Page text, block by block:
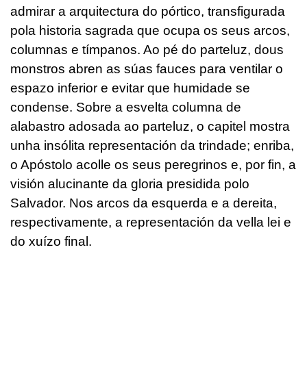
admirar a arquitectura do pórtico, transfigurada
pola historia sagrada que ocupa os seus arcos,
columnas e tímpanos. Ao pé do parteluz, dous
monstros abren as súas fauces para ventilar o
espazo inferior e evitar que humidade se
condense. Sobre a esvelta columna de
alabastro adosada ao parteluz, o capitel mostra
unha insólita representación da trindade; enriba,
o Apóstolo acolle os seus peregrinos e, por fin, a
visión alucinante da gloria presidida polo
Salvador. Nos arcos da esquerda e a dereita,
respectivamente, a representación da vella lei e
do xuízo final.